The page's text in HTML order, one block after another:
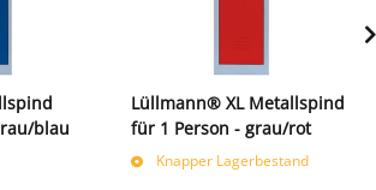
blau
Lüllmann® XL Metallspind
für 1 Person - grau/rot
Knapper Lagerbestand